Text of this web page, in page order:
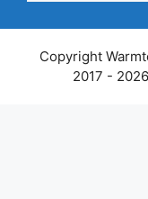
Copyright
2017 -